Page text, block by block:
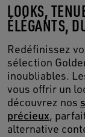
LOOKS,
ÉLÉGANTS,
Redéfinissez
sélection
inoubliables.
vous offrir un
découvrez nos
précieux,
alternative